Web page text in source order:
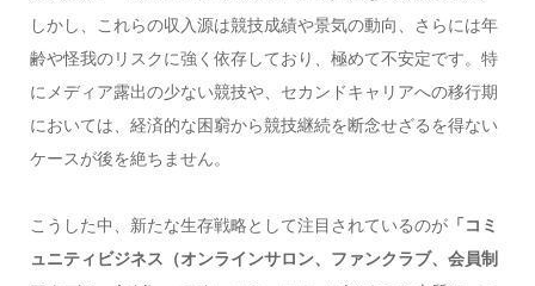
しかし、これらの収入源は競技成績や景気の動向、さらには年
齢や怪我のリスクに強く依存しており、極めて不安定です。特
にメディア露出の少ない競技や、セカンドキャリアへの移行期
においては、経済的な困窮から競技継続を断念せざるを得ない
ケースが後を絶ちません。
こうした中、新たな生存戦略として注目されているのが「コミ
ュニティビジネス（オンラインサロン、ファンクラブ、会員制